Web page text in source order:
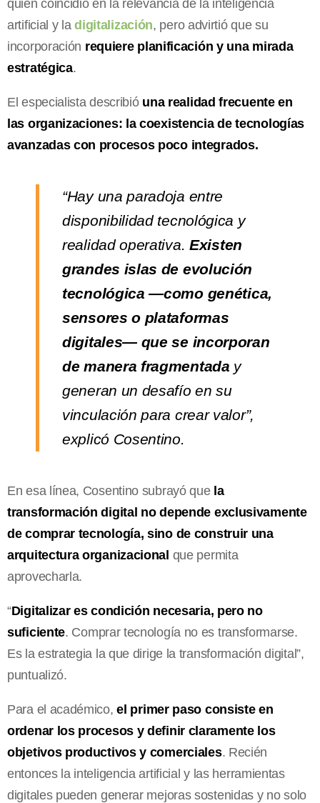
quien coincidió en la relevancia de la inteligencia
artificial y ladigitalización, pero advirtió que su
incorporación requiere planificación y una mirada
estratégica.
El especialista describió una realidad frecuente en
las organizaciones: la coexistencia de tecnologías
avanzadas con procesos poco integrados.
“Hay una paradoja entre
disponibilidad tecnológica y
realidad operativa. Existen
grandes islas de evolución
tecnológica —como genética,
sensores o plataformas
digitales— que se incorporan
de manera fragmentada y
generan un desafío en su
vinculación para crear valor”,
explicó Cosentino.
En esa línea, Cosentino subrayó que la
transformación digital no depende exclusivamente
de comprar tecnología, sino de construir una
arquitectura organizacional que permita
aprovecharla.
“Digitalizar es condición necesaria, pero no
suficiente. Comprar tecnología no es transformarse.
Es la estrategia la que dirige la transformación digital”,
puntualizó.
Para el académico,el primer paso consiste en
ordenar los procesos y definir claramente los
objetivos productivos y comerciales. Recién
entonces la inteligencia artificial y las herramientas
digitales pueden generar mejoras sostenidas y no solo